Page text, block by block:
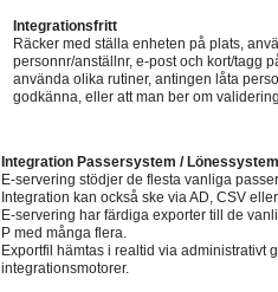
Integrationsfritt
Räcker med ställa enheten på plats,
personnr/anställnr, e-post och kort/tagg
använda olika rutiner, antingen låta
godkänna, eller att man ber om
Integration Passersystem / Lönessystem
E-servering stödjer de flesta vanliga
Integration kan också ske via AD, CSV
E-servering har färdiga exporter till de
P med många flera.
Exportfil hämtas i realtid via administrativt
integrationsmotorer.